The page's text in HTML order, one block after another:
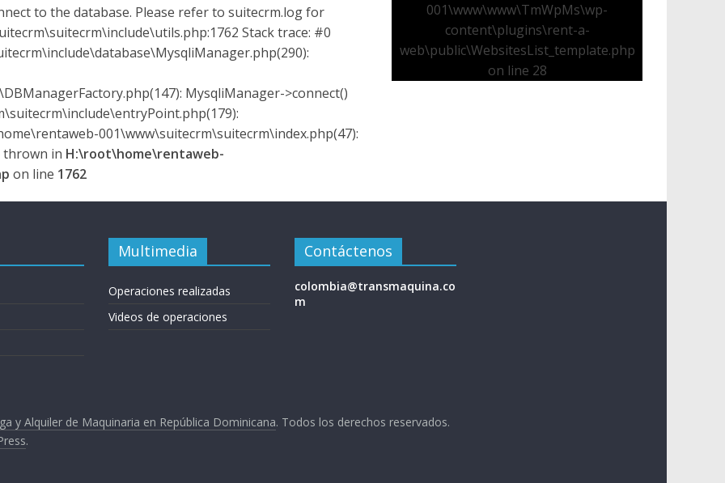
to the database. Please refer to suitecrm.log for
Stack trace: #0
MysqliManager->connect()
001\www\suitecrm\suitecrm\index.php(47):
thrown in H:\root\home\rentaweb-
on line 1762
001\www\www\TmWpMs\wp-
content\plugins\rent-a-
web\public\WebsitesList_template.php
on line 28
Multimedia
Operaciones realizadas
Videos de operaciones
Contáctenos
colombia@transmaquina.co
m
y Alquiler de Maquinaria en República Dominicana. Todos los derechos reservados.
.